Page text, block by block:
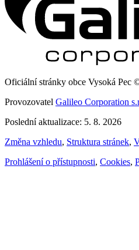
Oficiální stránky obce Vysoká Pec
Provozovatel Galileo Corporation
Poslední aktualizace: 5. 8. 2026
Změna vzhledu, Struktura stránek,
Prohlášení o přístupnosti, Cookies,